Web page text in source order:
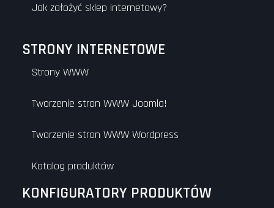
Jak założyć sklep internetowy?
STRONY INTERNETOWE
Strony WWW
Tworzenie stron WWW Joomla!
Tworzenie stron WWW Wordpress
Katalog produktów
KONFIGURATORY PRODUKTÓW